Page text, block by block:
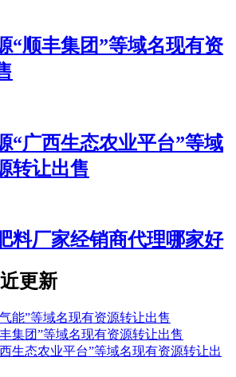
“顺丰集团”等域名现有资
“广西生态农业平台”等域
转让出售
料厂家经销商代理哪家好
更新
能”等域名现有资源转让出售
集团”等域名现有资源转让出售
生态农业平台”等域名现有资源转让出